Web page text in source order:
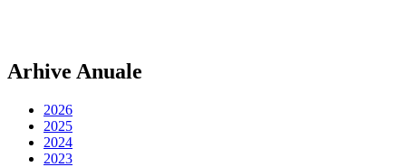
Arhive Anuale
2026
2025
2024
2023